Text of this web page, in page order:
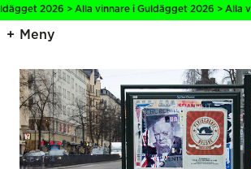
2026 > Alla vinnare i Guldägget 2026 > Alla
Meny